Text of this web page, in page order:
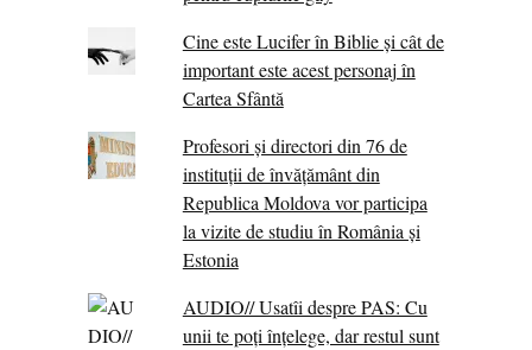
Cine este Lucifer în Biblie și cât de
important este acest personaj în
Cartea Sfântă
Profesori și directori din 76 de
instituții de învățământ din
Republica Moldova vor participa
la vizite de studiu în România și
Estonia
AUDIO// Usatîi despre PAS: Cu
unii te poți înțelege, dar restul sunt